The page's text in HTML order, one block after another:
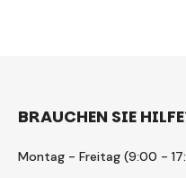
BRAUCHEN SIE
Montag - Freitag (9:00 -